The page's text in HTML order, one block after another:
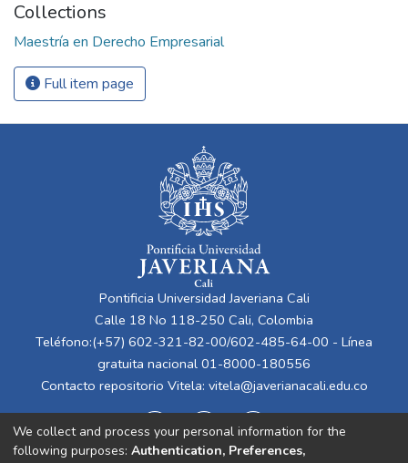
Collections
Maestría en Derecho Empresarial
Full item page
Pontificia Universidad Javeriana Cali
Calle 18 No 118-250 Cali, Colombia
Teléfono:(+57) 602-321-82-00/602-485-64-00 - Línea
gratuita nacional 01-8000-180556
Contacto repositorio Vitela: vitela@javerianacali.edu.co
We collect and process your personal information for the
following purposes: Authentication, Preferences,